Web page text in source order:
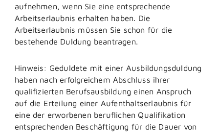
aufnehmen, wenn Sie eine entsprechende
Arbeitserlaubnis erhalten haben. Die
Arbeitserlaubnis müssen Sie schon für die
bestehende Duldung beantragen.
Hinweis: Geduldete mit einer Ausbildungsduldung
haben nach erfolgreichem Abschluss ihrer
qualifizierten Berufsausbildung einen Anspruch
auf die Erteilung einer Aufenthaltserlaubnis für
eine der erworbenen beruflichen Qualifikation
entsprechenden Beschäftigung für die Dauer von